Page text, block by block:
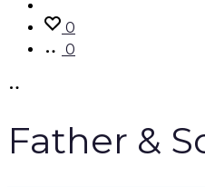
0
0
Father &